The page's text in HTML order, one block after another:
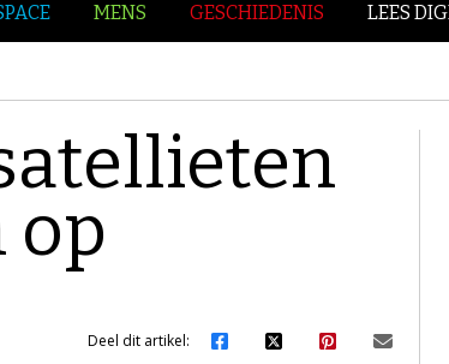
MENS GESCHIEDENIS LEES
op
Deel dit artikel: